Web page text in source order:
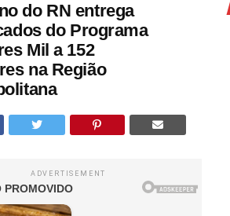
do RN entrega
do Programa
Mil a 152
na Região
ADVERTISEMENT